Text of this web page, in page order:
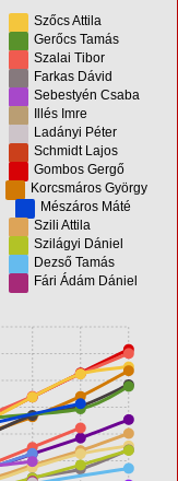
Szőcs Attila
Gerőcs Tamás
Szalai Tibor
Farkas Dávid
Sebestyén Csaba
Illés Imre
Ladányi Péter
Schmidt Lajos
Gombos Gergő
Korcsmáros György
Mészáros Máté
Szili Attila
Szilágyi Dániel
Dezső Tamás
Fári Ádám Dániel